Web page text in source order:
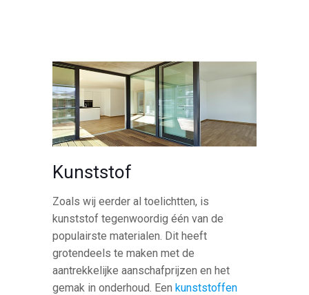
Kunststof
Zoals wij eerder al toelichtten, is
kunststof tegenwoordig één van de
populairste materialen. Dit heeft
grotendeels te maken met de
aantrekkelijke aanschafprijzen en het
gemak in onderhoud. Eenkunststoffen